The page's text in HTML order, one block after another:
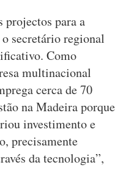
projectos para a
secretário regional
Como
multinacional
cerca de 70
na Madeira porque
investimento e
precisamente
da tecnologia”,